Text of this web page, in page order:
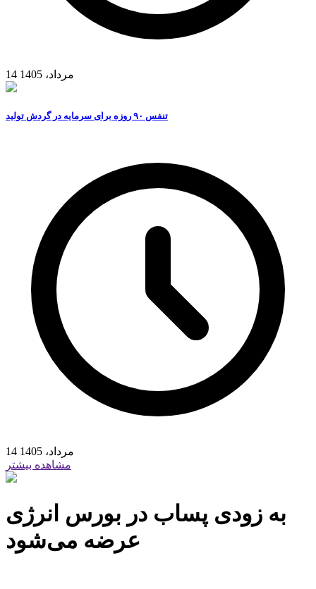
14 مرداد، 1405
تنفس ۹۰ روزه برای سرمایه در گردش تولید
14 مرداد، 1405
مشاهده بیشتر
به زودی پساب در بورس انرژی
عرضه می‌شود